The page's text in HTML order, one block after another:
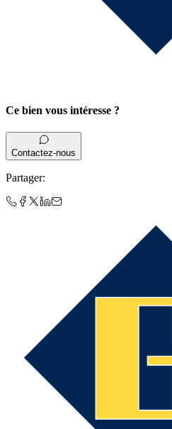
Ce bien vous intéresse ?
Contactez-nous
Partager: